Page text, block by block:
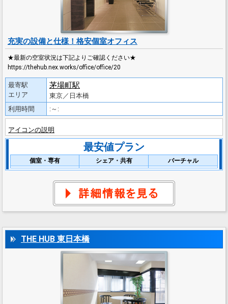
充実の設備と仕様！格安個室オフィス
★最新の空室状況は下記よりご確認ください★
https://thehub.nex.works/office/office/20
最寄駅
エリア
茅場町駅
東京／日本橋
利用時間
:～:
アイコンの説明
最安値プラン
個室・専有 シェア・共有 バーチャル
THE HUB 東日本橋